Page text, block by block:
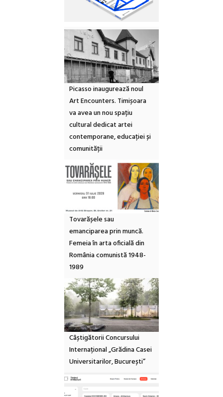
Picasso inaugurează noul
Art Encounters. Timișoara
va avea un nou spațiu
cultural dedicat artei
contemporane, educației și
comunității
Tovarășele sau
emanciparea prin muncă.
Femeia în arta oficială din
România comunistă 1948-
1989
Câștigătorii Concursului
Internațional „Grădina Casei
Universitarilor, București”